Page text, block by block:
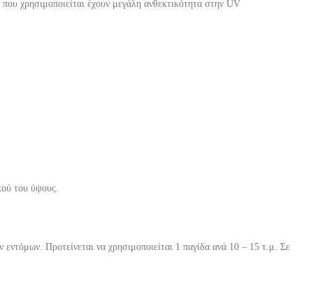
χρησιμοποιείται έχουν μεγάλη ανθεκτικότητα στην UV
του ύψους.
Προτείνεται να χρησιμοποιείται 1 παγίδα ανά 10 – 15 τ.μ. Σε